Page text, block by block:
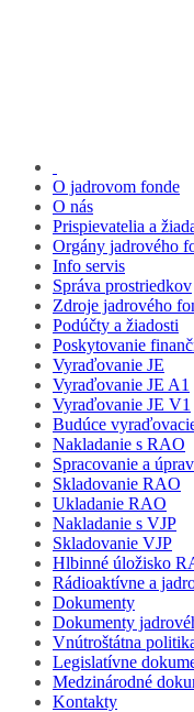
O jadrovom fonde
O nás
Prispievatelia a
Orgány jadrového
Info servis
Správa prostriedkov
Zdroje jadrového
Podúčty a žiadosti
Poskytovanie
Vyraďovanie JE
Vyraďovanie JE A1
Vyraďovanie JE V1
Budúce
Nakladanie s RAO
Spracovanie a
Skladovanie RAO
Ukladanie RAO
Nakladanie s VJP
Skladovanie VJP
Hlbinné úložisko
Rádioaktívne a
Dokumenty
Dokumenty
Vnútroštátna
Legislatívne
Medzinárodné
Kontakty